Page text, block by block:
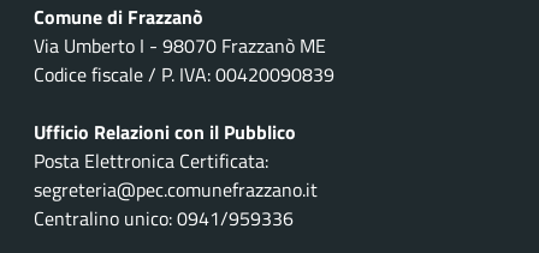
Comune di Frazzanò
Via Umberto I - 98070 Frazzanò ME
Codice fiscale / P. IVA: 00420090839
Ufficio Relazioni con il Pubblico
Posta Elettronica Certificata:
segreteria@pec.comunefrazzano.it
Centralino unico: 0941/959336